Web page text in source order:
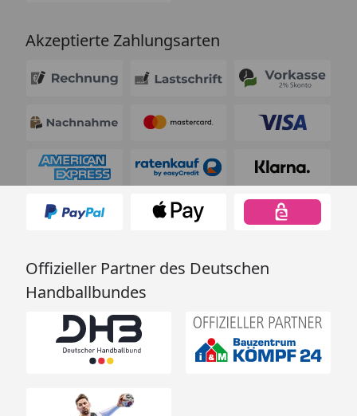
Akzeptierte Zahlungsarten
Offizieller Partner des Deutschen
Handballbundes